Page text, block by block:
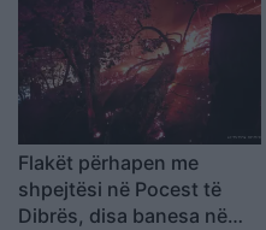
Flakët përhapen me
shpejtësi në Pocest të
Dibrës, disa banesa në